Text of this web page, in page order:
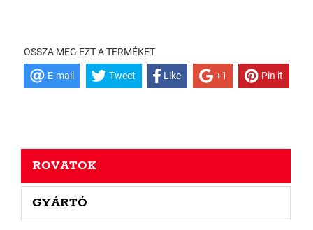
OSSZA MEG EZT A TERMÉKET
E-mail Tweet Like +1 Pin it
ROVATOK
GYÁRTÓ